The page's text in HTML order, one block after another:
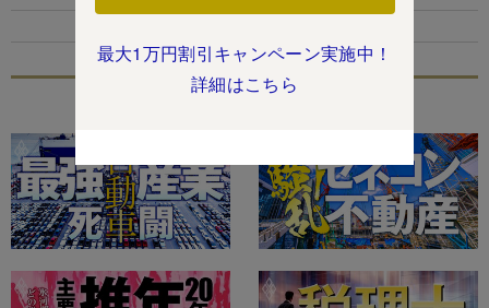
最大1万円割引キャンペーン実施中！
詳細はこちら